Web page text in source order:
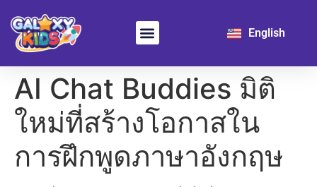
English
한국어
AI Chat Buddies มิติ
ใหม่ที่สร้างโอกาสใน
การฝึกพูดภาษาอังกฤษ